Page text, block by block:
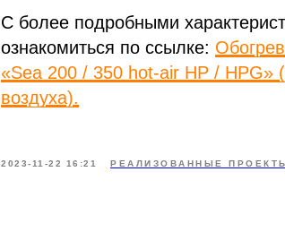
С более подробными
ознакомиться по ссылке:
«Sea 200 / 350 hot-air HP / HPG»
воздуха).
2023-11-22 16:21 РЕАЛИЗОВАННЫЕ